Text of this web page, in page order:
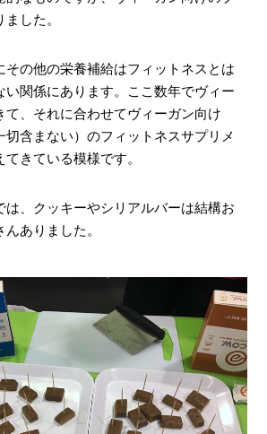
した。
その他の栄養補給はフィットネスとは
い関係にあります。ここ数年でヴィー
て、それに合わせてヴィーガン向け
切含まない）のフィットネスサプリメ
きている模様です。
は、クッキーやシリアルバーは結構お
ありました。